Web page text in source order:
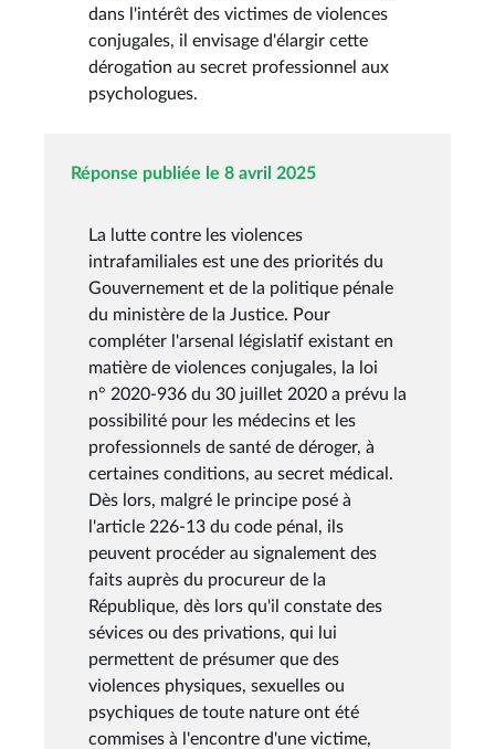
dans l'intérêt des victimes de violences
conjugales, il envisage d'élargir cette
dérogation au secret professionnel aux
psychologues.
Réponse publiée le 8 avril 2025
La lutte contre les violences
intrafamiliales est une des priorités du
Gouvernement et de la politique pénale
du ministère de la Justice. Pour
compléter l'arsenal législatif existant en
matière de violences conjugales, la loi
n° 2020-936 du 30 juillet 2020 a prévu la
possibilité pour les médecins et les
professionnels de santé de déroger, à
certaines conditions, au secret médical.
Dès lors, malgré le principe posé à
l'article 226-13 du code pénal, ils
peuvent procéder au signalement des
faits auprès du procureur de la
République, dès lors qu'il constate des
sévices ou des privations, qui lui
permettent de présumer que des
violences physiques, sexuelles ou
psychiques de toute nature ont été
commises à l'encontre d'une victime,